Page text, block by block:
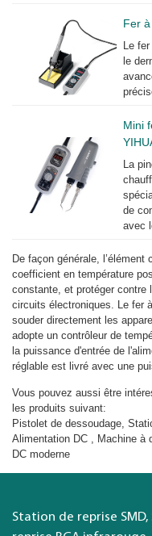
Fer
Le
le
Mini
La
de
avec
De façon générale,
coefficient en température
constante, et protéger contre
circuits électroniques. Le fer
souder directement les
adopte un contrôleur de
la puissance d'entrée de
réglable est livré avec une
Vous pouvez aussi être
les produits suivant:
Pistolet de dessoudage,
Alimentation DC , Machine à
DC moderne
Station de reprise